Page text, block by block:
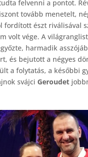
felvenni a pontot.
tovább menetelt,
fordított észt riválisával
volt vége. A
harmadik
és bejutott a négyes
a folytatás, a későbbi
svájci Geroudet